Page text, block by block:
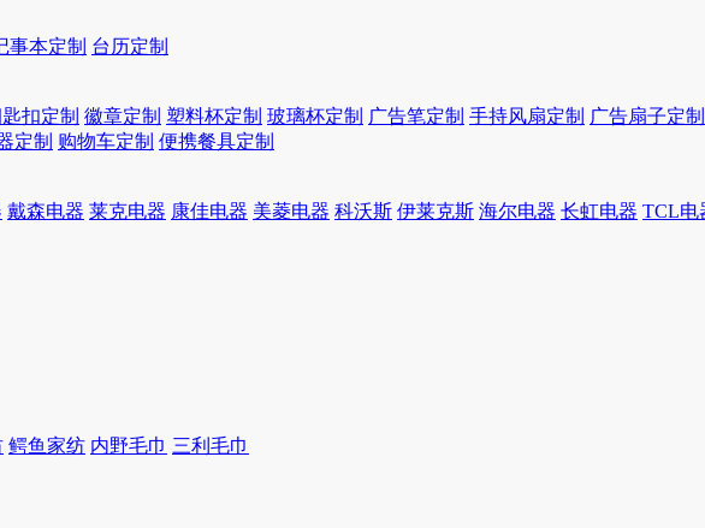
事本定制 台历定制
扣定制 徽章定制 塑料杯定制 玻璃杯定制 广告笔定制 手持风扇定制 广告扇子定制
定制 购物车定制 便携餐具定制
戴森电器 莱克电器 康佳电器 美菱电器 科沃斯 伊莱克斯 海尔电器 长虹电器 TCL电
鳄鱼家纺 内野毛巾 三利毛巾